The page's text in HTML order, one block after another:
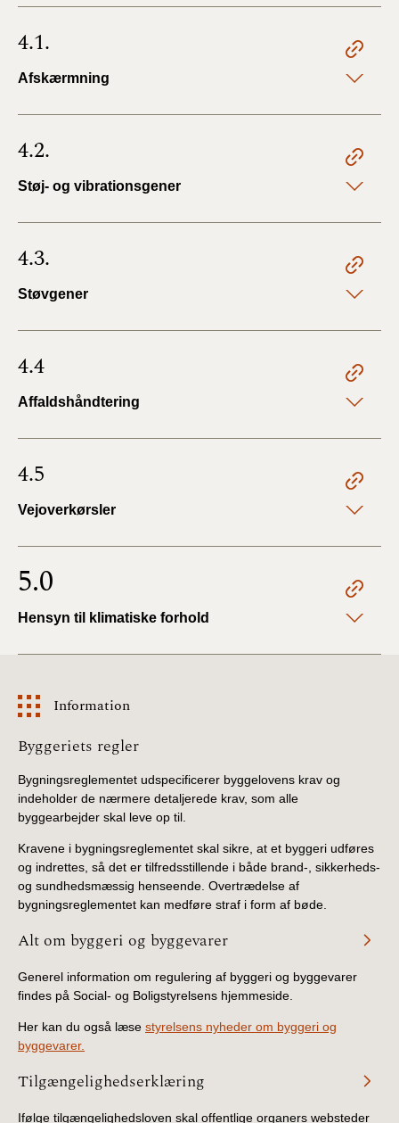
4.1.
Afskærmning
4.2.
Støj- og vibrationsgener
4.3.
Støvgener
4.4
Affaldshåndtering
4.5
Vejoverkørsler
5.0
Hensyn til klimatiske forhold
Information
Information
Byggeriets regler
Bygningsreglementet udspecificerer byggelovens krav og
indeholder de nærmere detaljerede krav, som alle
byggearbejder skal leve op til.
Kravene i bygningsreglementet skal sikre, at et byggeri udføres
og indrettes, så det er tilfredsstillende i både brand-, sikkerheds-
og sundhedsmæssig henseende. Overtrædelse af
bygningsreglementet kan medføre straf i form af bøde.
Alt om byggeri og byggevarer
Generel information om regulering af byggeri og byggevarer
findes på Social- og Boligstyrelsens hjemmeside.
Her kan du også læse styrelsens nyheder om byggeri og
byggevarer.
Tilgængelighedserklæring
Ifølge tilgængelighedsloven skal offentlige organers websteder